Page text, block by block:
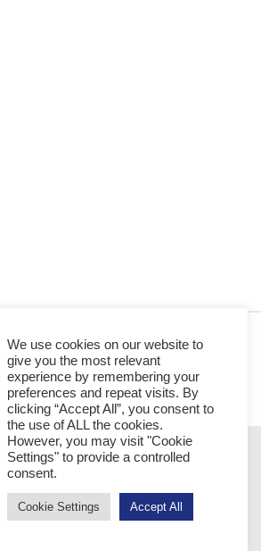
We use cookies on our website to
give you the most relevant
experience by remembering your
preferences and repeat visits. By
clicking “Accept All”, you consent to
the use of ALL the cookies.
However, you may visit "Cookie
Settings" to provide a controlled
consent.
Cookie Settings Accept All